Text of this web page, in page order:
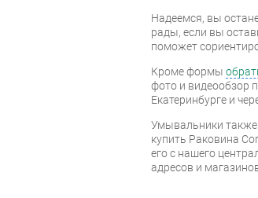
Надеемся, вы
рады, если вы
поможет
Кроме формы
фото и видеообзор
Екатеринбурге и
Умывальники
купить Раковина
его с нашего
адресов и